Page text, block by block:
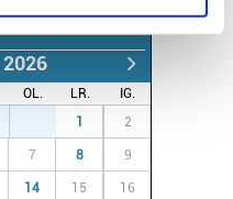
data is processed
details section.
pertsonalak
besteak beste,
iragarki eta eduki
OL. LR.
IG.
1 2
7 8 9
14 15 16